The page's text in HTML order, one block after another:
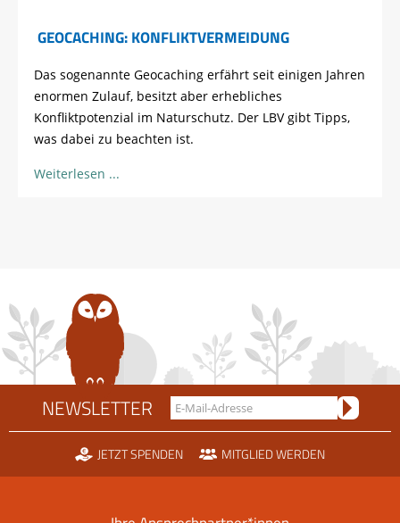
GEOCACHING: KONFLIKTVERMEIDUNG
Das sogenannte Geocaching erfährt seit einigen Jahren
enormen Zulauf, besitzt aber erhebliches
Konfliktpotenzial im Naturschutz. Der LBV gibt Tipps,
was dabei zu beachten ist.
Weiterlesen
NEWSLETTER
JETZT SPENDEN MITGLIED WERDEN